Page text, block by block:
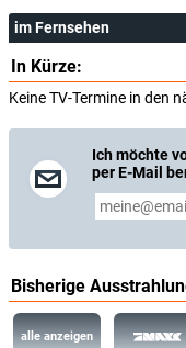
im Fernsehen
In Kürze:
Keine TV-Termine in den
Ich möchte
per E-Mail
Bisherige
alle anzeigen